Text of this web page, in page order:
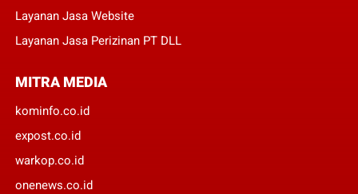
Layanan Jasa Website
Layanan Jasa Perizinan PT DLL
MITRA MEDIA
kominfo.co.id
expost.co.id
warkop.co.id
onenews.co.id